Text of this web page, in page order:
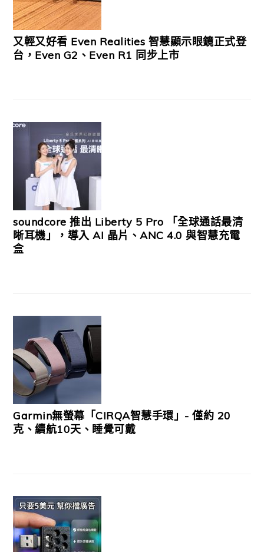
又輕又好看 Even Realities 智慧顯示眼鏡正式登
台，Even G2、Even R1 同步上市
soundcore 推出 Liberty 5 Pro 「全球通話最清
晰耳機」，導入 AI 晶片、ANC 4.0 與智慧充電
盒
Garmin無螢幕「CIRQA智慧手環」- 僅約 20
克、續航10天、睡覺可戴